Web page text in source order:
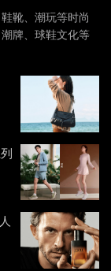
靴、潮玩等时尚
牌、球鞋文化等